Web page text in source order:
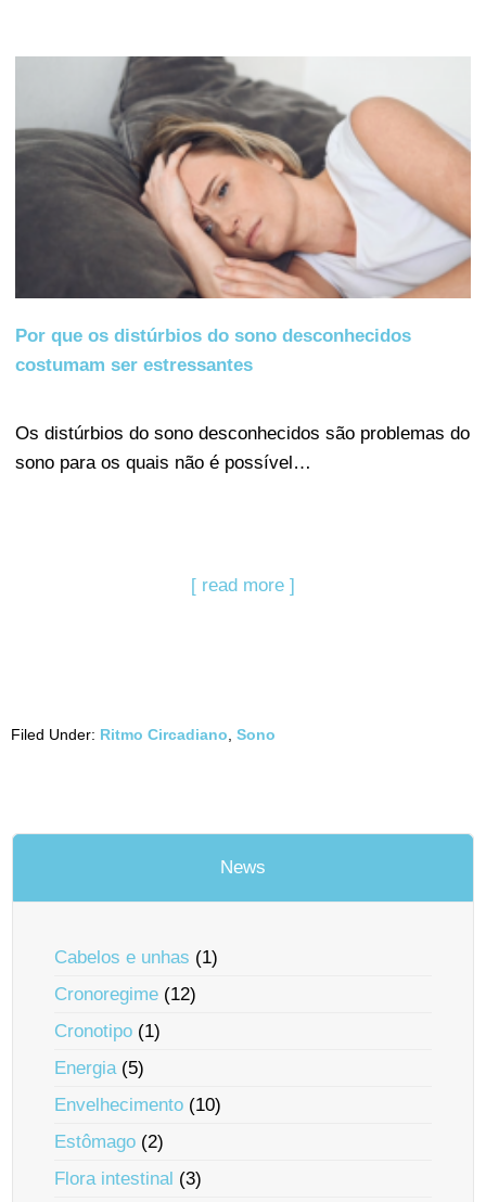
Por que os distúrbios do sono desconhecidos
costumam ser estressantes
Os distúrbios do sono desconhecidos são problemas do
sono para os quais não é possível…
[ read more ]
Filed Under: Ritmo Circadiano Sono
News
Cabelos e unhas (1)
Cronoregime (12)
Cronotipo (1)
Energia(5)
Envelhecimento (10)
Estômago (2)
Flora intestinal (3)